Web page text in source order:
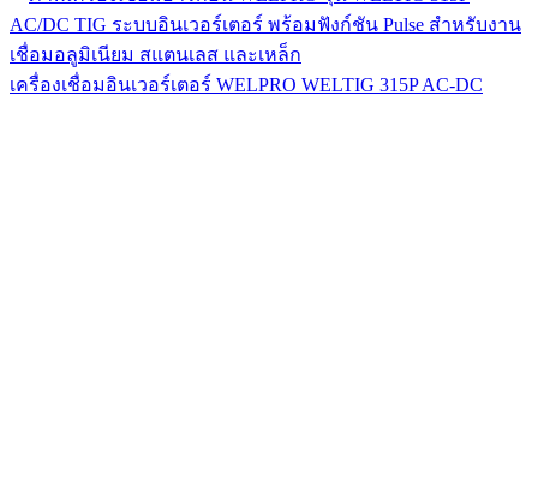
เครื่องเชื่อมอินเวอร์เตอร์ WELPRO WELTIG 315P AC-DC